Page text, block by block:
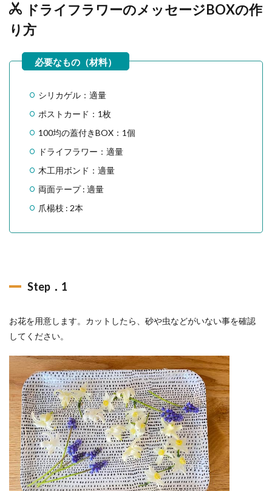
ドライフラワーのメッセージBOXの作
り方
シリカゲル：適量
ポストカード：1枚
100均の蓋付きBOX：1個
ドライフラワー：適量
木工用ボンド：適量
両面テープ : 適量
爪楊枝 : 2本
Step．1
お花を用意します。カットしたら、砂や虫などがいない事を確認
してください。